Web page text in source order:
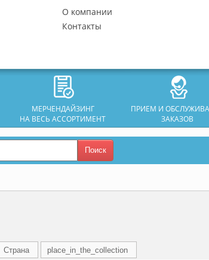
О компании
Контакты
МЕРЧЕНДАЙЗИНГ
НА ВЕСЬ АССОРТИМЕНТ
ПРИЕМ И
ЗАКАЗОВ
Поиск
Страна place_in_the_collection